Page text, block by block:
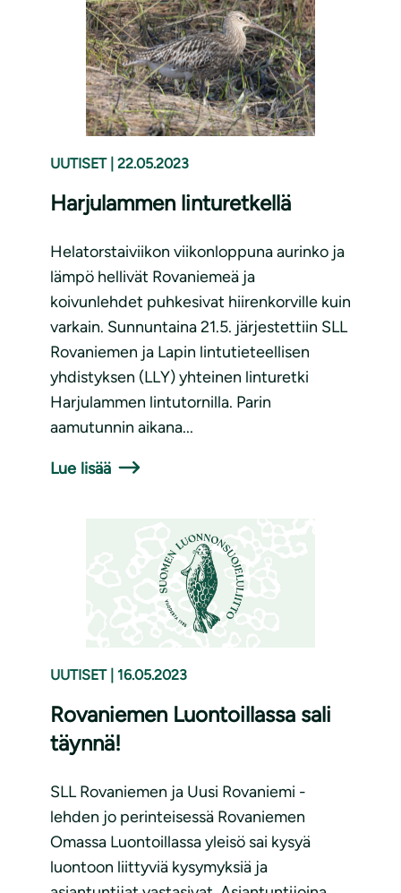
UUTISET 22.05.2023
Harjulammen linturetkellä
Helatorstaiviikon viikonloppuna aurinko ja
lämpö hellivät Rovaniemeä ja
koivunlehdet puhkesivat hiirenkorville kuin
varkain. Sunnuntaina 21.5. järjestettiin SLL
Rovaniemen ja Lapin lintutieteellisen
yhdistyksen (LLY) yhteinen linturetki
Harjulammen lintutornilla. Parin
aamutunnin aikana...
Lue lisää
UUTISET 16.05.2023
Rovaniemen Luontoillassa sali
täynnä!
SLL Rovaniemen ja Uusi Rovaniemi -
lehden jo perinteisessä Rovaniemen
Omassa Luontoillassa yleisö sai kysyä
luontoon liittyviä kysymyksiä ja